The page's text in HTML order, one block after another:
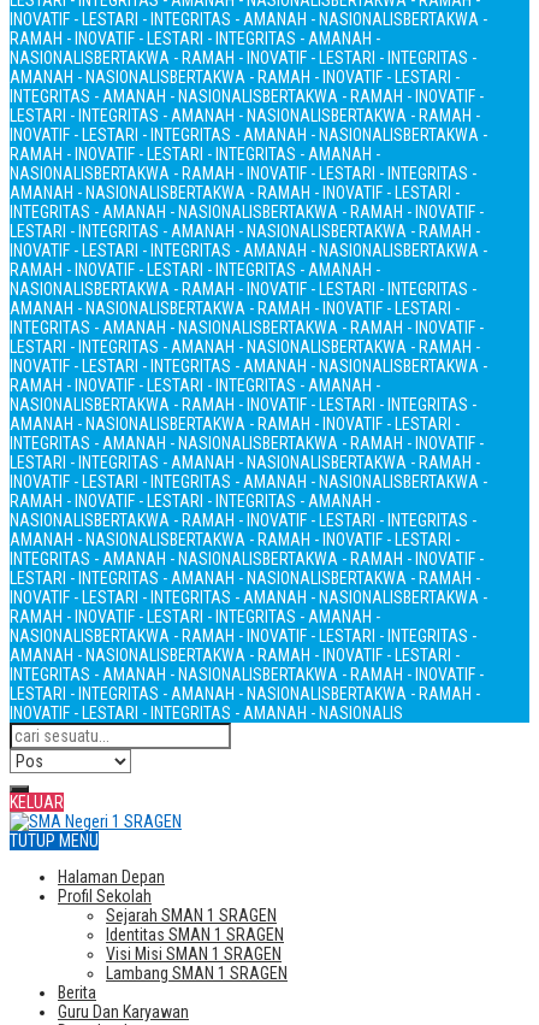
INOVATIF - LESTARI - INTEGRITAS - AMANAH - NASIONALISBERTAKWA -
RAMAH - INOVATIF - LESTARI - INTEGRITAS - AMANAH -
NASIONALISBERTAKWA - RAMAH - INOVATIF - LESTARI - INTEGRITAS -
AMANAH - NASIONALISBERTAKWA - RAMAH - INOVATIF - LESTARI -
INTEGRITAS - AMANAH - NASIONALISBERTAKWA - RAMAH - INOVATIF -
LESTARI - INTEGRITAS - AMANAH - NASIONALISBERTAKWA - RAMAH -
INOVATIF - LESTARI - INTEGRITAS - AMANAH - NASIONALISBERTAKWA -
RAMAH - INOVATIF - LESTARI - INTEGRITAS - AMANAH -
NASIONALISBERTAKWA - RAMAH - INOVATIF - LESTARI - INTEGRITAS -
AMANAH - NASIONALISBERTAKWA - RAMAH - INOVATIF - LESTARI -
INTEGRITAS - AMANAH - NASIONALISBERTAKWA - RAMAH - INOVATIF -
LESTARI - INTEGRITAS - AMANAH - NASIONALISBERTAKWA - RAMAH -
INOVATIF - LESTARI - INTEGRITAS - AMANAH - NASIONALISBERTAKWA -
RAMAH - INOVATIF - LESTARI - INTEGRITAS - AMANAH -
NASIONALISBERTAKWA - RAMAH - INOVATIF - LESTARI - INTEGRITAS -
AMANAH - NASIONALISBERTAKWA - RAMAH - INOVATIF - LESTARI -
INTEGRITAS - AMANAH - NASIONALISBERTAKWA - RAMAH - INOVATIF -
LESTARI - INTEGRITAS - AMANAH - NASIONALISBERTAKWA - RAMAH -
INOVATIF - LESTARI - INTEGRITAS - AMANAH - NASIONALISBERTAKWA -
RAMAH - INOVATIF - LESTARI - INTEGRITAS - AMANAH -
NASIONALISBERTAKWA - RAMAH - INOVATIF - LESTARI - INTEGRITAS -
AMANAH - NASIONALISBERTAKWA - RAMAH - INOVATIF - LESTARI -
INTEGRITAS - AMANAH - NASIONALISBERTAKWA - RAMAH - INOVATIF -
LESTARI - INTEGRITAS - AMANAH - NASIONALISBERTAKWA - RAMAH -
INOVATIF - LESTARI - INTEGRITAS - AMANAH - NASIONALISBERTAKWA -
RAMAH - INOVATIF - LESTARI - INTEGRITAS - AMANAH -
NASIONALISBERTAKWA - RAMAH - INOVATIF - LESTARI - INTEGRITAS -
AMANAH - NASIONALISBERTAKWA - RAMAH - INOVATIF - LESTARI -
INTEGRITAS - AMANAH - NASIONALISBERTAKWA - RAMAH - INOVATIF -
LESTARI - INTEGRITAS - AMANAH - NASIONALISBERTAKWA - RAMAH -
INOVATIF - LESTARI - INTEGRITAS - AMANAH - NASIONALISBERTAKWA -
RAMAH - INOVATIF - LESTARI - INTEGRITAS - AMANAH -
NASIONALISBERTAKWA - RAMAH - INOVATIF - LESTARI - INTEGRITAS -
AMANAH - NASIONALISBERTAKWA - RAMAH - INOVATIF - LESTARI -
INTEGRITAS - AMANAH - NASIONALISBERTAKWA - RAMAH - INOVATIF -
LESTARI - INTEGRITAS - AMANAH - NASIONALISBERTAKWA - RAMAH -
INOVATIF - LESTARI - INTEGRITAS - AMANAH - NASIONALIS
KELUAR
TUTUP MENU
Halaman Depan
Profil Sekolah
Sejarah SMAN 1 SRAGEN
Identitas SMAN 1 SRAGEN
Visi Misi SMAN 1 SRAGEN
Lambang SMAN 1 SRAGEN
Berita
Guru Dan Karyawan